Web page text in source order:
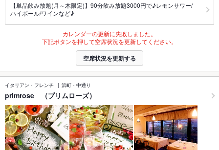
【単品飲み放題(月～木限定)】90分飲み放題3000円で♪レモンサワー/
ハイボール/ワインなど♪
カレンダーの更新に失敗しました。
下記ボタンを押して空席状況を更新してください。
空席状況を更新する
イタリアン・フレンチ 浜町・中通り
primrose （プリムローズ）